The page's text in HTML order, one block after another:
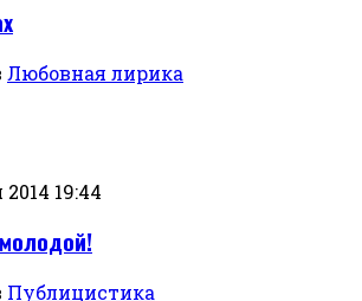
Любовная лирика
19:44
Публицистика